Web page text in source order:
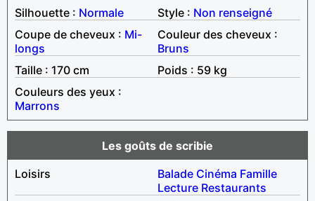
Silhouette : Normale Style : Non renseigné
Coupe de cheveux : Mi-
longs
Couleur des cheveux :
Bruns
Taille : 170 cm
Poids : 59 kg
Couleurs des yeux :
Marrons
Les goûts de scribie
Loisirs
Balade Cinéma Famille
Lecture Restaurants